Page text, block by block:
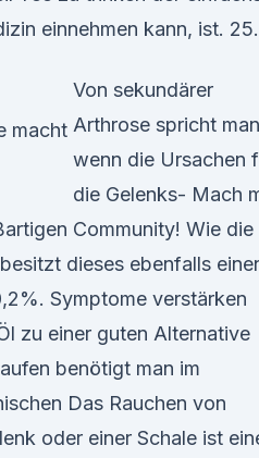
einnehmen kann, ist. 25.
Von sekundärer
Arthrose spricht
wenn die Ursachen
die Gelenks- Mach
Community! Wie die
dieses ebenfalls
Symptome verstärken
zu einer guten Alternative
benötigt man im
Das Rauchen von
oder einer Schale ist